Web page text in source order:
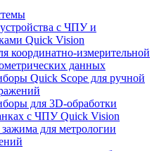
с ЧПУ и
Quick Vision
координатно-измерительной
данных
Quick Scope для ручной
для 3D-обработки
с ЧПУ Quick Vision
для метрологии